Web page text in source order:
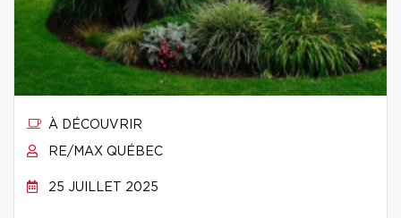
À DÉCOUVRIR
RE/MAX QUÉBEC
25 JUILLET 2025